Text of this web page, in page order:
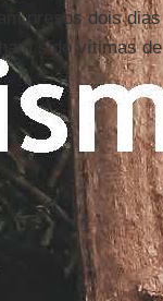
presos dois dias
sido vítimas de